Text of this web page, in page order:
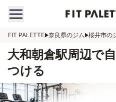
FIT PALETTE 奈良県のジム 桜井市の
大和朝倉駅周辺で
つける